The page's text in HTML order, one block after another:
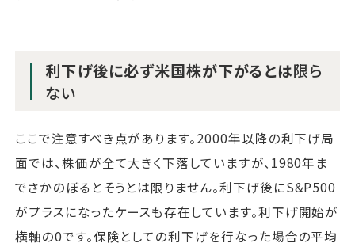
利下げ後に必ず米国株が下がるとは限ら
ない
ここで注意すべき点があります。2000年以降の利下げ局
面では、株価が全て大きく下落していますが、1980年ま
でさかのぼるとそうとは限りません。利下げ後にS&P500
がプラスになったケースも存在しています。利下げ開始が
横軸の0です。保険としての利下げを行なった場合の平均